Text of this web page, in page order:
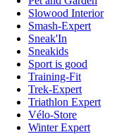
Slowood Interior
Smash-Expert
Sneak'In
Sneakids
Sport is good
Training-Fit
Trek-Expert
Triathlon Expert
Vélo-Store
Winter Expert